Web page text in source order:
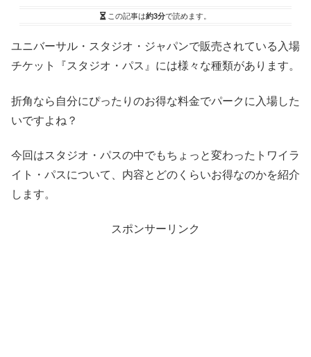
この記事は約3分で読めます。
ユニバーサル・スタジオ・ジャパンで販売されている入場
チケット『スタジオ・パス』には様々な種類があります。
折角なら自分にぴったりのお得な料金でパークに入場した
いですよね？
今回はスタジオ・パスの中でもちょっと変わったトワイラ
イト・パスについて、内容とどのくらいお得なのかを紹介
します。
スポンサーリンク